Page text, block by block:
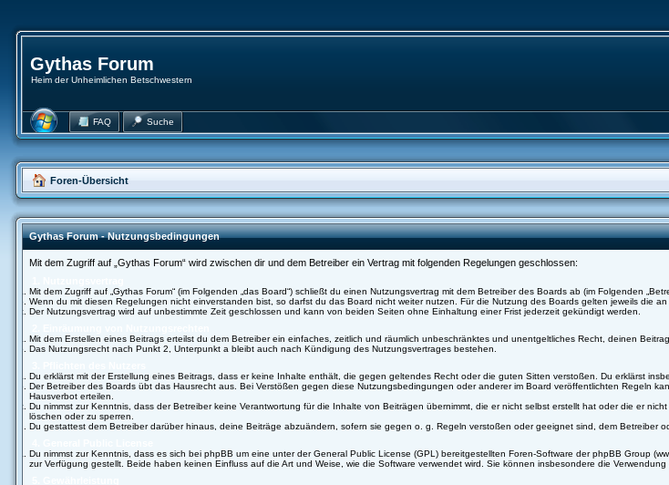
Gythas Forum
Heim der Unheimlichen Betschwestern
FAQ Suche
Foren-Übersicht
Gythas Forum - Nutzungsbedingungen
Mit dem Zugriff auf „Gythas Forum“ wird zwischen dir und dem Betreiber ein Vertrag mit folgenden Regelungen geschlossen:
Mit dem Zugriff auf „Gythas Forum“ (im Folgenden „das Board“) schließt du einen Nutzungsvertrag mit dem Betreiber des Boards ab (im Folgenden
Wenn du mit diesen Regelungen nicht einverstanden bist, so darfst du das Board nicht weiter nutzen. Für die Nutzung des Boards gelten jeweils die
Der Nutzungsvertrag wird auf unbestimmte Zeit geschlossen und kann von beiden Seiten ohne Einhaltung einer Frist jederzeit gekündigt werden.
Mit dem Erstellen eines Beitrags erteilst du dem Betreiber ein einfaches, zeitlich und räumlich unbeschränktes und unentgeltliches Recht, deinen
Das Nutzungsrecht nach Punkt 2, Unterpunkt a bleibt auch nach Kündigung des Nutzungsvertrages bestehen.
Du erklärst mit der Erstellung eines Beitrags, dass er keine Inhalte enthält, die gegen geltendes Recht oder die guten Sitten verstoßen. Du erklärst
Der Betreiber des Boards übt das Hausrecht aus. Bei Verstößen gegen diese Nutzungsbedingungen oder anderer im Board veröffentlichten Regeln
Hausverbot erteilen.
Du nimmst zur Kenntnis, dass der Betreiber keine Verantwortung für die Inhalte von Beiträgen übernimmt, die er nicht selbst erstellt hat oder die er
löschen oder zu sperren.
Du gestattest dem Betreiber darüber hinaus, deine Beiträge abzuändern, sofern sie gegen o. g. Regeln verstoßen oder geeignet sind, dem Betreiber
Du nimmst zur Kenntnis, dass es sich bei phpBB um eine unter der General Public License (GPL) bereitgestellten Foren-Software der phpBB Group
zur Verfügung gestellt. Beide haben keinen Einfluss auf die Art und Weise, wie die Software verwendet wird. Sie können insbesondere die